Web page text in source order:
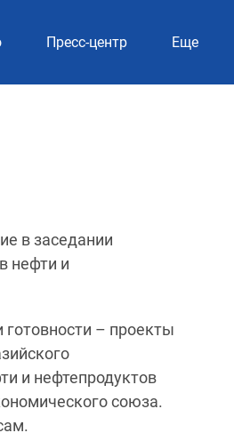
Пресс-центр Еще
в заседании
нефти и
– проекты
и нефтепродуктов
союза.